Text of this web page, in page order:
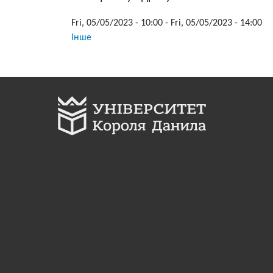
Fri, 05/05/2023 - 10:00 - Fri, 05/05/2023 - 14:00
Інше